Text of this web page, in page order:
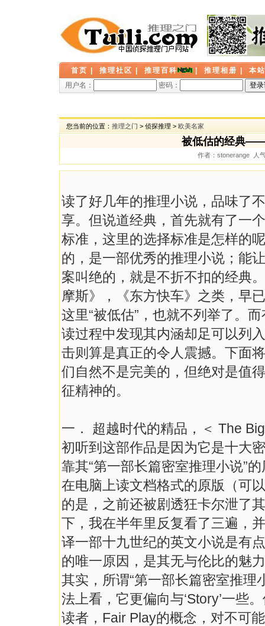
首页 推理社区 推理百科 推理相册
本
用户名：
密码：
您当前的位置： 推理之门 > 侦探推理 > 欧美名家
被低估的经典——
作者：stonerange 人
读了好几年的推理小说，品味了
享。但说道经典，首先就有了一
标准，这里的选择标准是怎样的
的，是一部优秀的推理小说；能
案叫绝的，就是不折不扣的经典
摩斯》，《东方快车》之类，早
这里“被低估”，也就不列举了。
读过程中发现其内涵却足可以列
击则算是真正的令人震撼。下面
们自然不是完美的，但绝对是值
征精神的。
一． 超越时代的精品，＜ The
初听到这部作品是因为它是十大
靠其“第一部长篇密室推理小说”
在电脑上读文档格式的原版（可
的是，之前还被剧透狂卡尔泄了
下，我在半年里反复看了三遍，
译一部十九世纪的英文小说是有
的唯一原因，是其无与伦比的魅
其实，所谓“第一部长篇密室推理
法上看，它更偏向与‘Story’一些
读者，Fair Play的概念，对不可